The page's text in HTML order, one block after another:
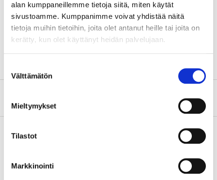
alan kumppaneillemme tietoja siitä, miten käytät
sivustoamme. Kumppanimme voivat yhdistää näitä
tietoja muihin tietoihin, joita olet antanut heille tai joita on
kerätty, kun olet käyttänyt heidän palvelujaan.
valinta
Välttämätön
Mieltymykset
Tilastot
Markkinointi
Material
S2-stål (bits)
Längd
138 mm
Fyrkantsfäste
1/2"
Köp & Hämta i ditt varuhus inom 2 timmar!